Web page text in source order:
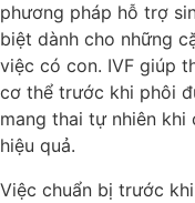
phương pháp hỗ trợ
biệt dành cho những
việc có con. IVF giúp
cơ thể trước khi phôi
mang thai tự nhiên
hiệu quả.
Việc chuẩn bị trước